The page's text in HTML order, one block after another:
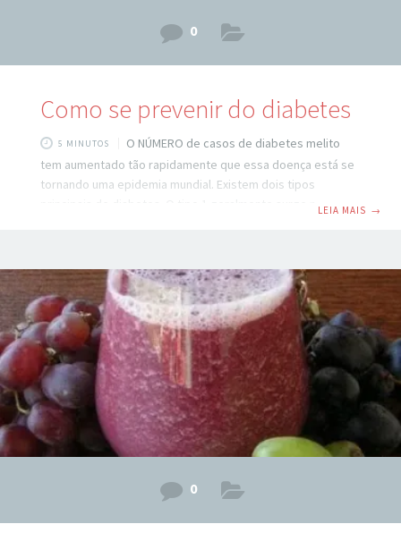
0
Como se prevenir do diabetes
5 MINUTOS
O NÚMERO de casos de diabetes melito
tem aumentado tão rapidamente que essa doença está se
tornando uma epidemia mundial. Existem dois tipos
principais de diabetes. O tipo 1 geralmente surge na
fosse considerada no passado uma doença apenas de
adultos, mais recentemente, o diabetes tipo 2 também
tem sido diagnosticado em crianças. No entanto, de acordo
com
LEIA MAIS →
0